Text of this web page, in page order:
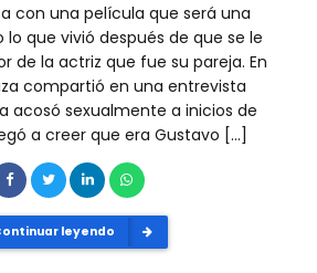
con una película que será una
que vivió después de que se le
de la actriz que fue su pareja. En
compartió en una entrevista
acosó sexualmente a inicios de
a creer que era Gustavo […]
leyendo